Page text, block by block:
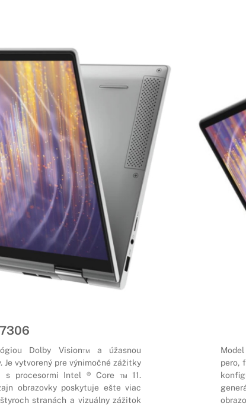
Dolby Vision™ a úžasnou
Je vytvorený pre výnimočné zážitky
s procesormi Intel ® Core ™ 11.
obrazovky poskytuje ešte viac
stranách a vizuálny zážitok
pero,